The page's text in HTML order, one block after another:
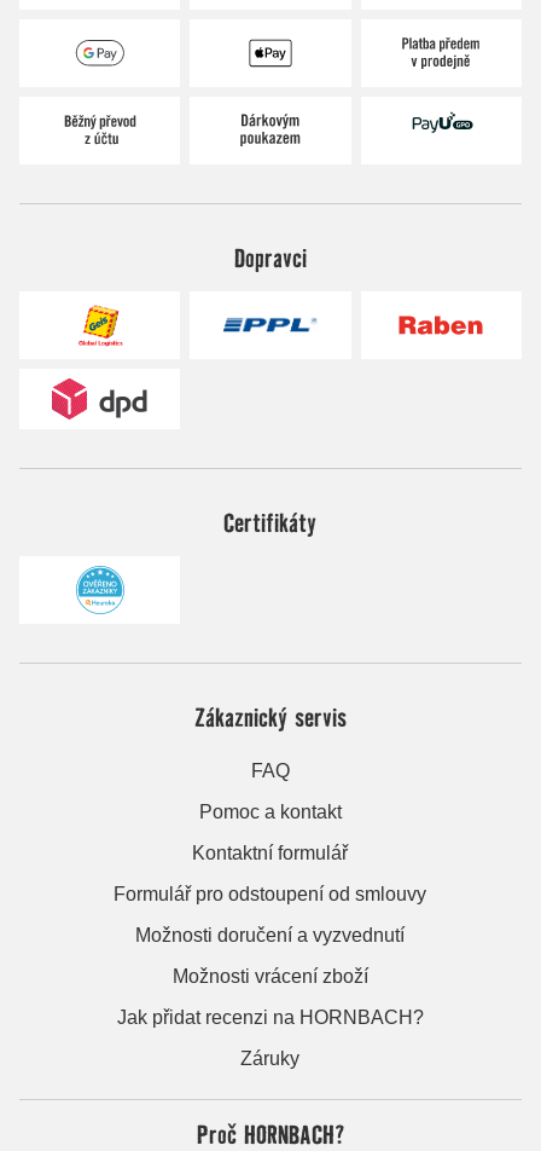
Dopravci
Certifikáty
Zákaznický servis
FAQ
Pomoc a kontakt
Kontaktní formulář
Formulář pro odstoupení od smlouvy
Možnosti doručení a vyzvednutí
Možnosti vrácení zboží
Jak přidat recenzi na HORNBACH?
Záruky
Proč HORNBACH?